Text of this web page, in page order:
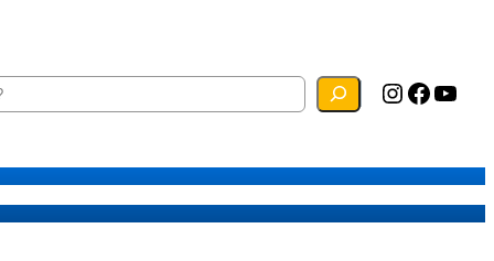
Instagram Facebook YouTube